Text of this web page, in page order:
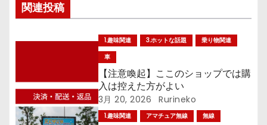
ナ
ビ
ー
シ
関連投稿
1.趣味関連 3.ホットな話題
乗り物関連
車
【注意喚起】ここのショップでは購
入は控えた方がよい
3月 20, 2026 Rurineko
1.趣味関連 アマチュア無線 無線